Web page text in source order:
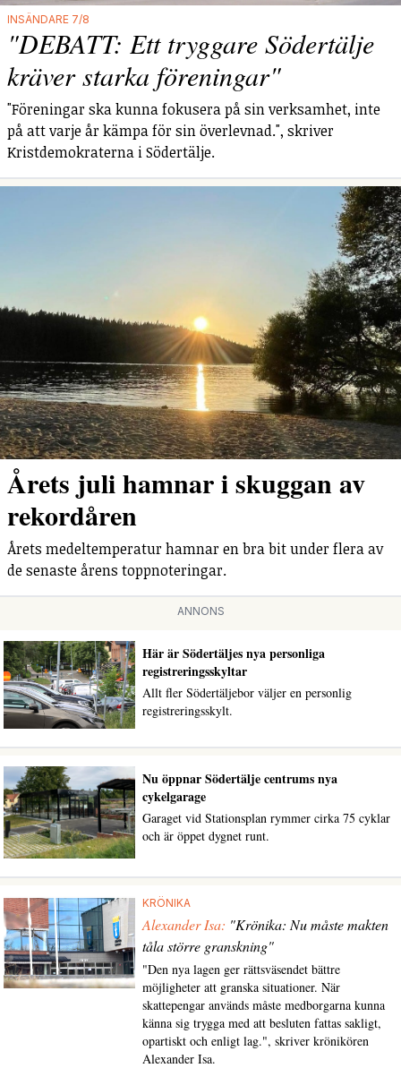
INSÄNDARE 7/8
"DEBATT: Ett tryggare Södertälje
kräver starka föreningar"
"Föreningar ska kunna fokusera på sin verksamhet, inte
på att varje år kämpa för sin överlevnad.", skriver
Kristdemokraterna i Södertälje.
Årets juli hamnar i skuggan av
rekordåren
Årets medeltemperatur hamnar en bra bit under flera av
de senaste årens toppnoteringar.
ANNONS
Här är Södertäljes nya personliga
registreringsskyltar
Allt fler Södertäljebor väljer en personlig
registreringsskylt.
Nu öppnar Södertälje centrums nya
cykelgarage
Garaget vid Stationsplan rymmer cirka 75 cyklar
och är öppet dygnet runt.
KRÖNIKA
Alexander Isa: "Krönika: Nu måste makten
tåla större granskning"
"Den nya lagen ger rättsväsendet bättre
möjligheter att granska situationer. När
skattepengar används måste medborgarna kunna
känna sig trygga med att besluten fattas sakligt,
opartiskt och enligt lag.", skriver krönikören
Alexander Isa.